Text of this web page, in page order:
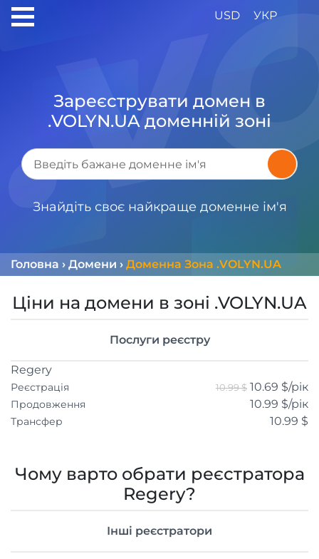
USD УКР
Зареєструвати домен в
.VOLYN.UA доменній зоні
Знайдіть своє найкраще доменне ім'я
Головна › Домени › Доменна Зона .VOLYN.UA
Ціни на домени в зоні .VOLYN.UA
Послуги реєстру
Regery
Реєстрація 10.99 $ 10.69 $/рік
Продовження 10.99 $/рік
Трансфер 10.99 $
Чому варто обрати реєстратора
Regery?
Інші реєстратори